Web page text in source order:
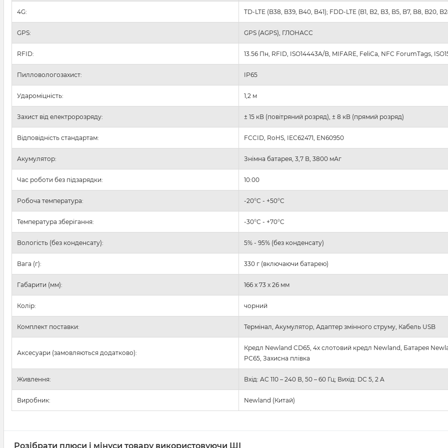
4G: TD-LTE (B38, B39, B40, B41); FDD-LTE (B1, B2, B3, B5, B7, B8, B20,
GPS: GPS (AGPS), ГЛОНАСС
RFID: 13.56 Пн, RFID, ISO14443A/B, MIFARE, FeliCa, NFC ForumTags,
Пилловологозахист: IP65
Удароміцність: 1,2 м
Захист від електророзряду: ± 15 кВ (повітряний розряд), ± 8 кВ (прямий розряд)
Відповідність стандартам: FCCID, RoHS, IEC62471, EN60950
Акумулятор: Знімна батарея, 3,7 В, 3800 мАг
Час роботи без підзарядки: 10:00
Робоча температура: -20°C - +50°C
Температура зберігання: -30°C - +70°C
Вологість (без конденсату): 5% - 95% (без конденсату)
Вага (г): 330 г (включаючи батарею)
Габарити (мм): 166 x 73 x 26 мм
Колір: чорний
Комплект поставки: Термінал, Акумулятор, Адаптер змінного струму, Кабель USB
Аксесуари (замовляються додатково):
Кредл Newland CD65, 4х слотовий кредл Newland, Батарея
PC65, Захисна плівка
Живлення: Вхід: AC 110 – 240 В, 50 – 60 Гц; Вихід: DC 5, 2 A
Виробник: Newland (Китай)
Розібрати плюси і мінуси товару використовуючи ШІ